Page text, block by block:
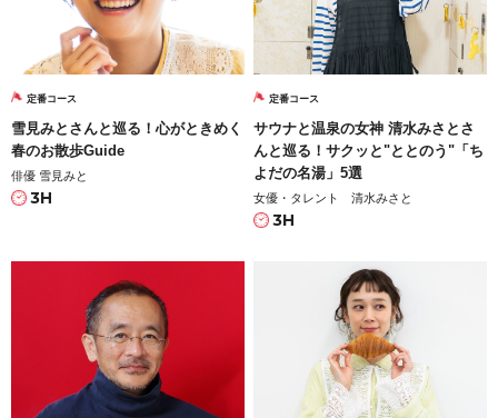
定番コース
雪見みとさんと巡る！心がときめく
春のお散歩Guide
俳優 雪見みと
3H
定番コース
サウナと温泉の女神 清水みさとさ
んと巡る！サクッと"ととのう"「ち
よだの名湯」5選
女優・タレント 清水みさと
3H